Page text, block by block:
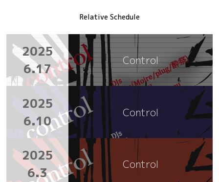
Relative Schedule
2025
6.17
Control
2025
6.10
Control
2025
6.3
Control